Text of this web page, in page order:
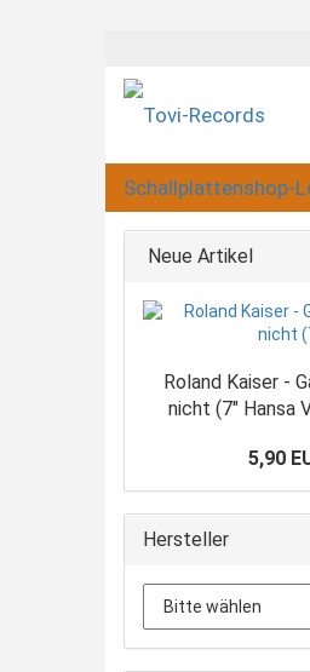
Neue Artikel
Roland Kaiser -
nicht (7" Hansa
5,90
Hersteller